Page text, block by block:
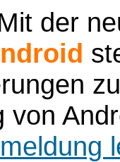
der
von